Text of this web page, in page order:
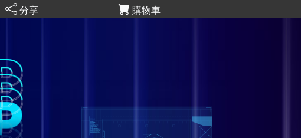
分享 購物車